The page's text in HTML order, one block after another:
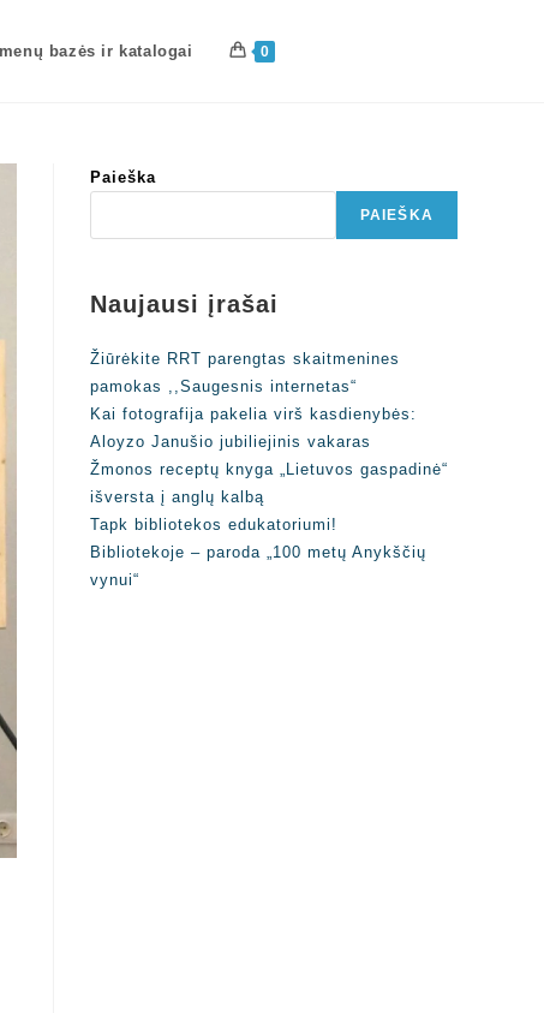
bazės ir katalogai 0
Paieška
PAIEŠKA
Naujausi įrašai
Žiūrėkite RRT parengtas skaitmenines
pamokas ,,Saugesnis internetas“
Kai fotografija pakelia virš kasdienybės:
Aloyzo Janušio jubiliejinis vakaras
Žmonos receptų knyga „Lietuvos gaspadinė“
išversta į anglų kalbą
Tapk bibliotekos edukatoriumi!
Bibliotekoje – paroda „100 metų Anykščių
vynui“